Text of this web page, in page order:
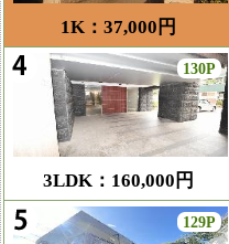
1K：37,000円
3LDK：160,000円
130P
129P